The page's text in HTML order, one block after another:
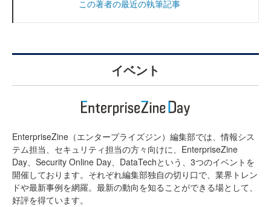
この著者の最近の執筆記事
イベント
EnterpriseZine（エンタープライズジン）編集部では、情報シス
テム担当、セキュリティ担当の方々向けに、EnterpriseZine
Day、Security Online Day、DataTechという、3つのイベントを
開催しております。それぞれ編集部独自の切り口で、業界トレン
ドや最新事例を網羅。最新の動向を知ることができる場として、
好評を得ています。